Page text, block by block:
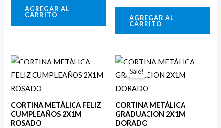
AGREGAR AL
CARRITO AGREGAR AL
CARRITO
CORTINA METÁLICA FELIZ
CUMPLEAÑOS 2X1M
ROSADO
Sale!
CORTINA METÁLICA
GRADUACION 2X1M
DORADO
El
precio
original
era:
El
actual
$ 325.